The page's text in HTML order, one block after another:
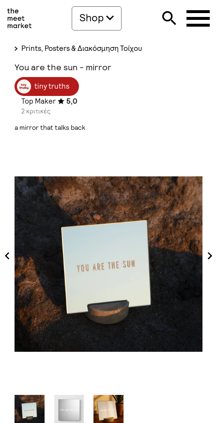
Shop
Prints, Posters & Διακόσμηση Τοίχου
You are the sun - mirror
tiny truths
Top Maker
5,0
2 κριτικές
a mirror that talks back